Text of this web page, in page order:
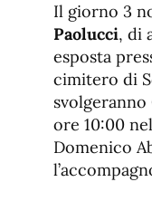
Il giorno 3
Paolucci, di
esposta
cimitero di
ore 10:00
Domenico